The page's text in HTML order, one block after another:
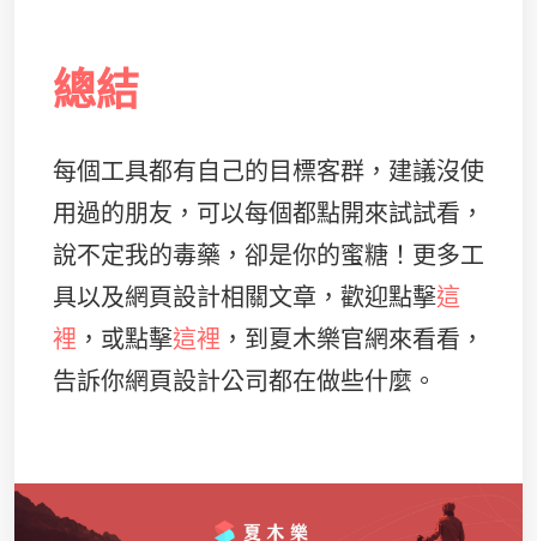
總結
每個工具都有自己的目標客群，建議沒使
用過的朋友，可以每個都點開來試試看，
說不定我的毒藥，卻是你的蜜糖！更多工
具以及網頁設計相關文章，歡迎點擊這
裡 ，或點擊這裡 ，到夏木樂官網來看看，
告訴你網頁設計公司都在做些什麼。